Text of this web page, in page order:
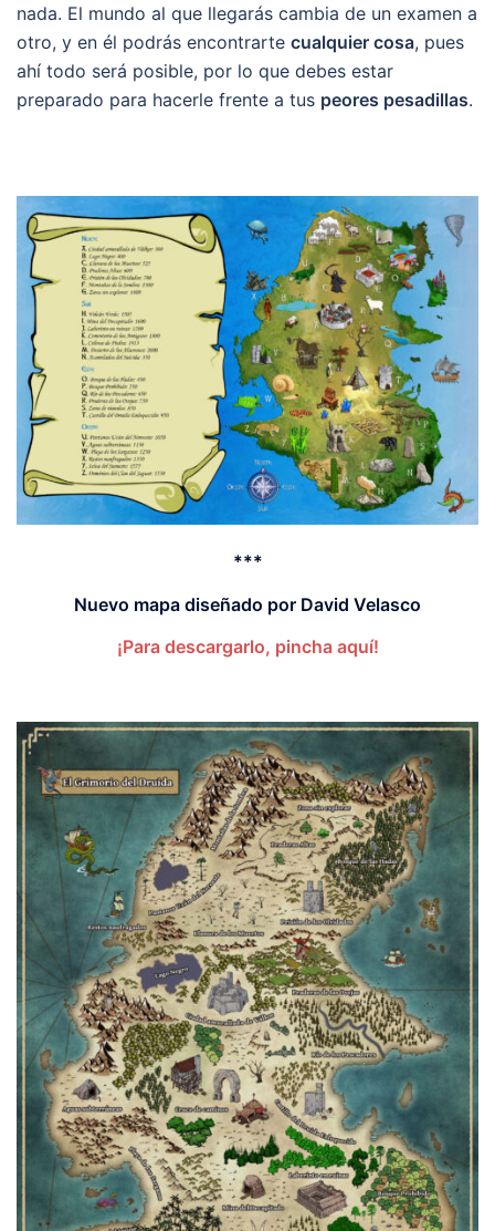
nada. El mundo al que llegarás cambia de un examen a
otro, y en él podrás encontrarte cualquier cosa, pues
ahí todo será posible, por lo que debes estar
preparado para hacerle frente a tus peores pesadillas.
***
Nuevo mapa diseñado por David Velasco
¡Para descargarlo, pincha aquí!